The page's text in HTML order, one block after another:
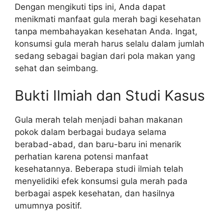
Dengan mengikuti tips ini, Anda dapat
menikmati manfaat gula merah bagi kesehatan
tanpa membahayakan kesehatan Anda. Ingat,
konsumsi gula merah harus selalu dalam jumlah
sedang sebagai bagian dari pola makan yang
sehat dan seimbang.
Bukti Ilmiah dan Studi Kasus
Gula merah telah menjadi bahan makanan
pokok dalam berbagai budaya selama
berabad-abad, dan baru-baru ini menarik
perhatian karena potensi manfaat
kesehatannya. Beberapa studi ilmiah telah
menyelidiki efek konsumsi gula merah pada
berbagai aspek kesehatan, dan hasilnya
umumnya positif.